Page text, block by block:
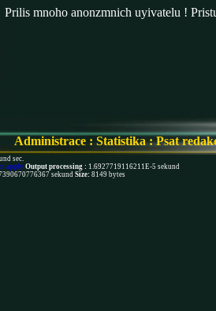
Prilis mnoho anonzmnich uyivatelu !
Administrace : Statistika:Psat
sec.
apply Output processing : 1.6927719116211E-5 sekund
sekund Size: 8149 bytes